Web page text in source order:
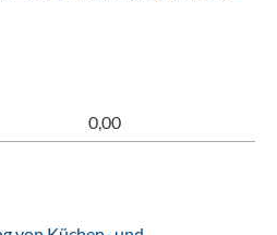
0,00